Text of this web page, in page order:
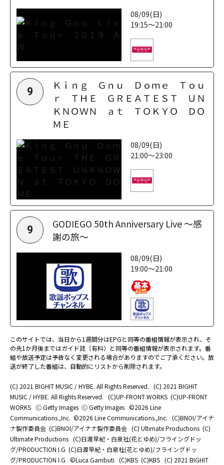
08/09(日)
19:15～21:00
9
Ｋｉｎｇ Ｇｎｕ Ｄｏｍｅ Ｔｏｕ
ｒ ＴＨＥ ＧＲＥＡＴＥＳＴ ＵＮ
ＫＮＯＷＮ ａｔ ＴＯＫＹＯ ＤＯ
ＭＥ
08/09(日)
21:00～23:00
9
GODIEGO 50th Anniversary Live ～感
謝の旅～
08/09(日)
19:00～21:00
このサイトでは、当日から1週間分はEPGと同等の番組情報が表示され、そ
の先1か月後まではガイド誌（有料）と同等の番組情報が表示されます。番
組や放送予定は予告なく変更される場合がありますのでご了承ください。放
送が終了した番組は、自動的にリストから削除されます。
(C) 2021 BIGHIT MUSIC / HYBE. All Rights Reserved. (C) 2021 BIGHIT
MUSIC / HYBE. All Rights Reserved. (C)UP-FRONT WORKS (C)UP-FRONT
WORKS ⓒ Getty Images ⓒ Getty Images ©2026 Line
Communications.,Inc. ©2026 Line Communications.,Inc. (C)BNOI/アイナ
ナ製作委員会 (C)BNOI/アイナナ製作委員会 (C) Ultimate Productions (C)
Ultimate Productions (C)日渡早紀・白泉社(花とゆめ)/フライングドッ
グ/PRODUCTION I.G (C)日渡早紀・白泉社(花とゆめ)/フライングドッ
グ/PRODUCTION I.G ©Luca Gambuti (C)KBS (C)KBS (C) 2021 BIGHIT